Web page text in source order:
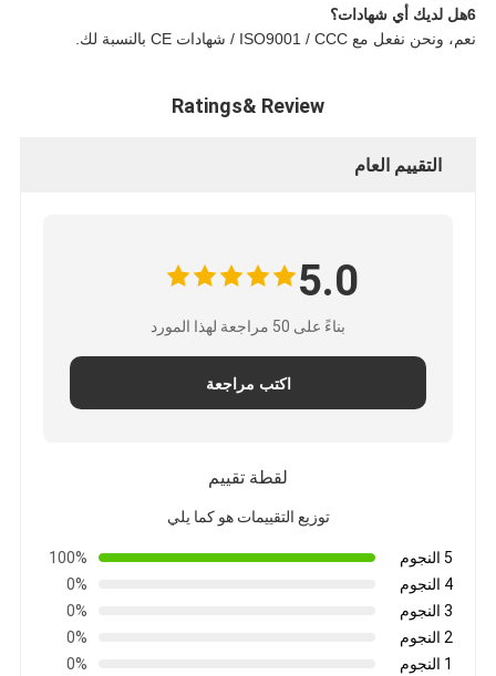
6هل لديك أي شهادات؟
نعم، ونحن نفعل مع ISO9001 / CCC / شهادات CE بالنسبة لك.
Ratings& Review
التقييم العام
5.0
بناءً على 50 مراجعة لهذا المورد
اكتب مراجعة
لقطة تقييم
توزيع التقييمات هو كما يلي
5 النجوم
100%
4 النجوم
0%
3 النجوم
0%
2 النجوم
0%
1 النجوم
0%